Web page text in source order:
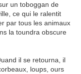
un toboggan de
ce qui le ralentit
par tous les animaux
la toundra obscure
il se retourna, il
loups, ours